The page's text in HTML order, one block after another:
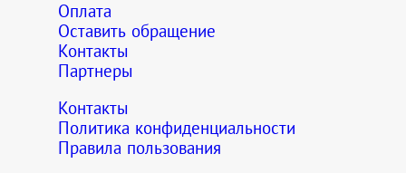
Оплата
Оставить обращение
Контакты
Партнеры
Контакты
Политика конфиденциальности
Правила пользования